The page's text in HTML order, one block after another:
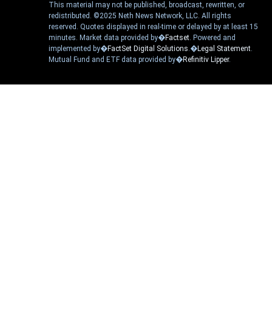
This material may not be published, broadcast, rewritten, or
redistributed. ©2025 Neth News Network, LLC. All rights
reserved. Quotes displayed in real-time or delayed by at least 15
minutes. Market data provided by�Factset. Powered and
implemented by�FactSet Digital Solutions.�Legal Statement.
Mutual Fund and ETF data provided by�Refinitiv Lipper.